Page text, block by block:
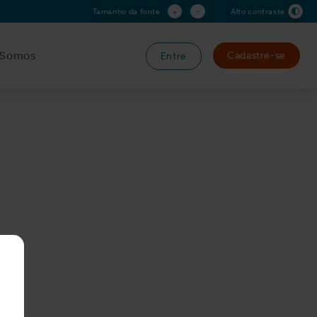
Tamanho da fonte + - Alto contraste
Entre Cadastre-se